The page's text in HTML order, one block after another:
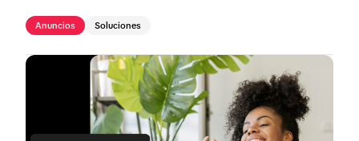
Anuncios Soluciones